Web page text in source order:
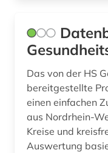
Das von der HS
bereitgestellte
einen einfachen
aus Nordrhein-
Kreise und
Auswertung